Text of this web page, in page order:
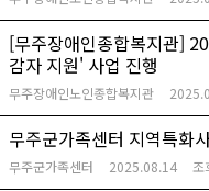
[무주장애인종합복지관]
감자 지원' 사업 진행
무주장애인노인종합복지관
무주군가족센터 지역특화
무주군가족센터 2025.08.14 조